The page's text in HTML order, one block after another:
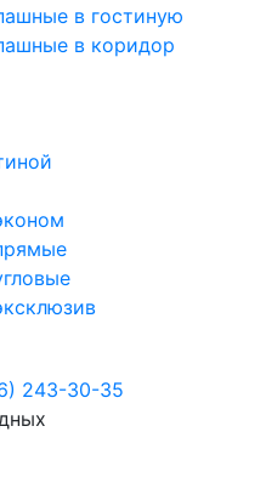
в гостиную
в коридор
243-30-35